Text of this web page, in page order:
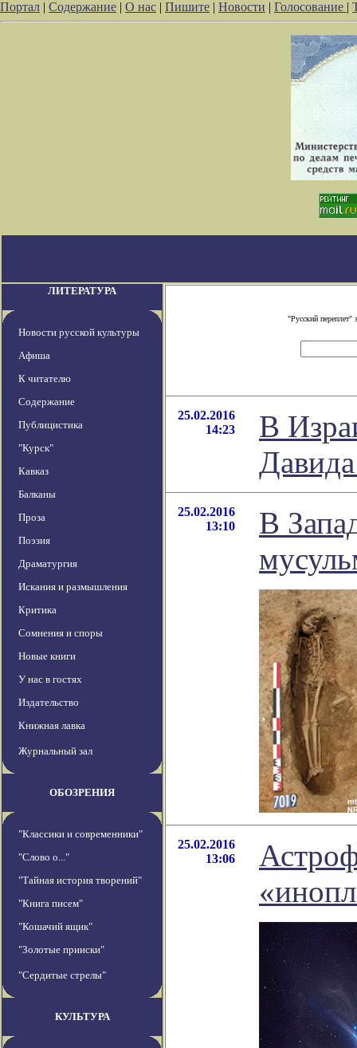
Портал | Содержание | О нас | Пишите | Новости | Голосование |
ЛИТЕРАТУРА
Новости русской культуры
Афиша
К читателю
Содержание
Публицистика
"Курск"
Кавказ
Балканы
Проза
Поэзия
Драматургия
Искания и размышления
Критика
Сомнения и споры
Новые книги
У нас в гостях
Издательство
Книжная лавка
Журнальный зал
ОБОЗРЕНИЯ
"Классики и современники"
"Слово о..."
"Тайная история творений"
"Книга писем"
"Кошачий ящик"
"Золотые прииски"
"Сердитые стрелы"
КУЛЬТУРА
"Русский
25.02.2016
14:23
В
25.02.2016
13:10
В
25.02.2016
13:06